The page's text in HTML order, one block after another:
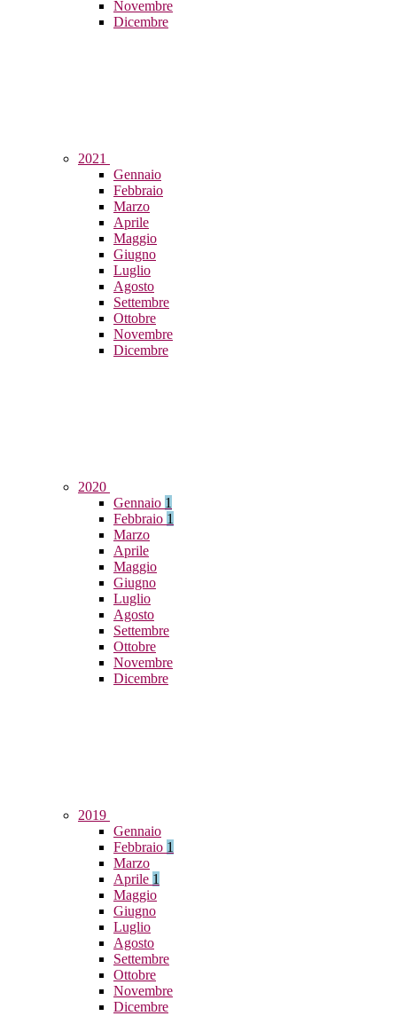
Novembre
Dicembre
2021
Gennaio
Febbraio
Marzo
Aprile
Maggio
Giugno
Luglio
Agosto
Settembre
Ottobre
Novembre
Dicembre
2020
Gennaio 1
Febbraio 1
Marzo
Aprile
Maggio
Giugno
Luglio
Agosto
Settembre
Ottobre
Novembre
Dicembre
2019
Gennaio
Febbraio 1
Marzo
Aprile 1
Maggio
Giugno
Luglio
Agosto
Settembre
Ottobre
Novembre
Dicembre